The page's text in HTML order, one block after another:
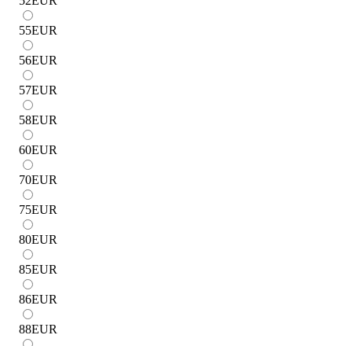
55EUR
56EUR
57EUR
58EUR
60EUR
70EUR
75EUR
80EUR
85EUR
86EUR
88EUR